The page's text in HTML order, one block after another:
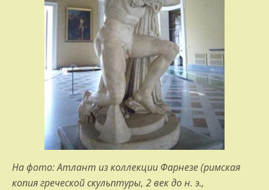
На фото: Атлант из коллекции Фарнезе (римская
копия греческой скульптуры, 2 век до н. э.,